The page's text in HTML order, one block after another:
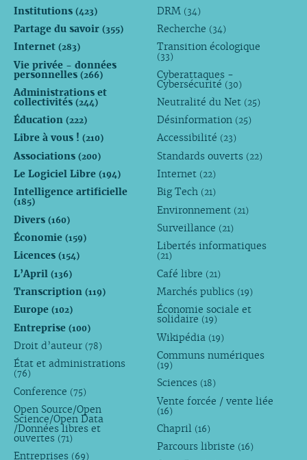
Institutions (423)
Partage du savoir (355)
Internet (283)
Vie privée - données
personnelles (266)
Administrations et
collectivités (244)
Éducation (222)
Libre à vous ! (210)
Associations (200)
Le Logiciel Libre (194)
Intelligence artificielle
(185)
Divers (160)
Économie (159)
Licences (154)
L’April (136)
Transcription (119)
Europe (102)
Entreprise (100)
Droit d’auteur (78)
État et administrations
(76)
Conference (75)
Open Source/Open
Science/Open Data
/Données libres et
ouvertes (71)
Entreprises (69)
DRM (34)
Recherche (34)
Transition écologique
(33)
Cyberattaques -
Cybersécurité (30)
Neutralité du Net (25)
Désinformation (25)
Accessibilité (23)
Standards ouverts (22)
Internet (22)
Big Tech (21)
Environnement (21)
Surveillance (21)
Libertés informatiques
(21)
Café libre (21)
Marchés publics (19)
Économie sociale et
solidaire (19)
Wikipédia (19)
Communs numériques
(19)
Sciences (18)
Vente forcée / vente liée
(16)
Chapril (16)
Parcours libriste (16)